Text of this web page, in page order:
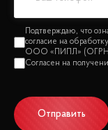
Отправить